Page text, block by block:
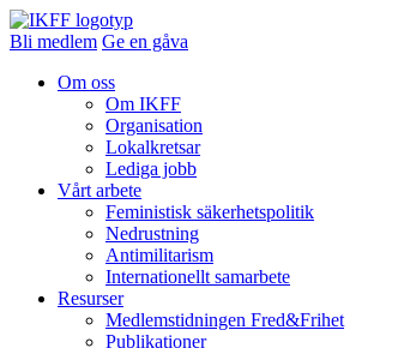
Bli medlem Ge en gåva
Om oss
Om IKFF
Organisation
Lokalkretsar
Lediga jobb
Vårt arbete
Feministisk säkerhetspolitik
Nedrustning
Antimilitarism
Internationellt samarbete
Resurser
Medlemstidningen Fred&Frihet
Publikationer